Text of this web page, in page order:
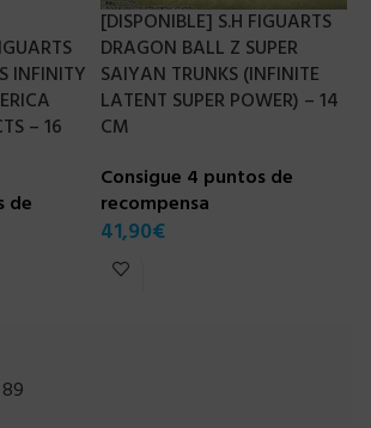
INFINITY
– 16
de
[DISPONIBLE] S.H FIGUARTS
DRAGON BALL Z SUPER
SAIYAN TRUNKS (INFINITE
LATENT SUPER POWER) – 14
CM
Consigue 4 puntos de
recompensa
41,90€